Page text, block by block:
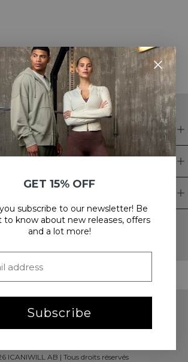
Newsletter
notre newsletter! Recevez des offres
dernières nouvelles et bien plus encore.
ICANIWILL AB | Tous droits réservés
GET 15% OFF
subscribe to our newsletter! Be
to know about new releases, offers
and a lot more!
Subscribe